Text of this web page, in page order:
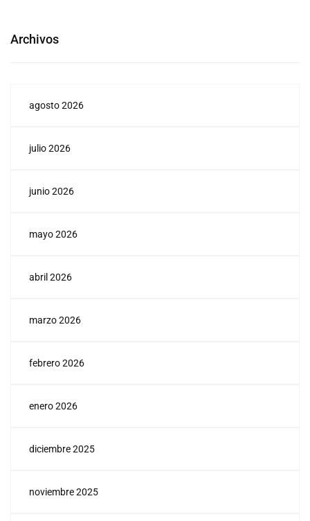
Archivos
agosto 2026
julio 2026
junio 2026
mayo 2026
abril 2026
marzo 2026
febrero 2026
enero 2026
diciembre 2025
noviembre 2025